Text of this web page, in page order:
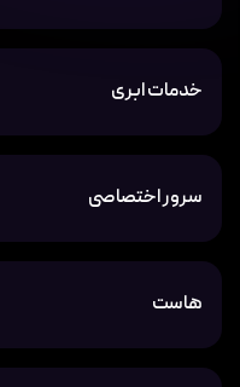
خدمات ابری
سرور اختصاصی
هاست